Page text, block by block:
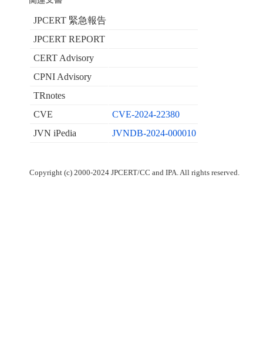
JPCERT 緊急報告
JPCERT REPORT
CERT Advisory
CPNI Advisory
TRnotes
CVE
CVE-2024-22380
JVN iPedia
JVNDB-2024-000010
Copyright (c) 2000-2024 JPCERT/CC and IPA. All rights reserved.